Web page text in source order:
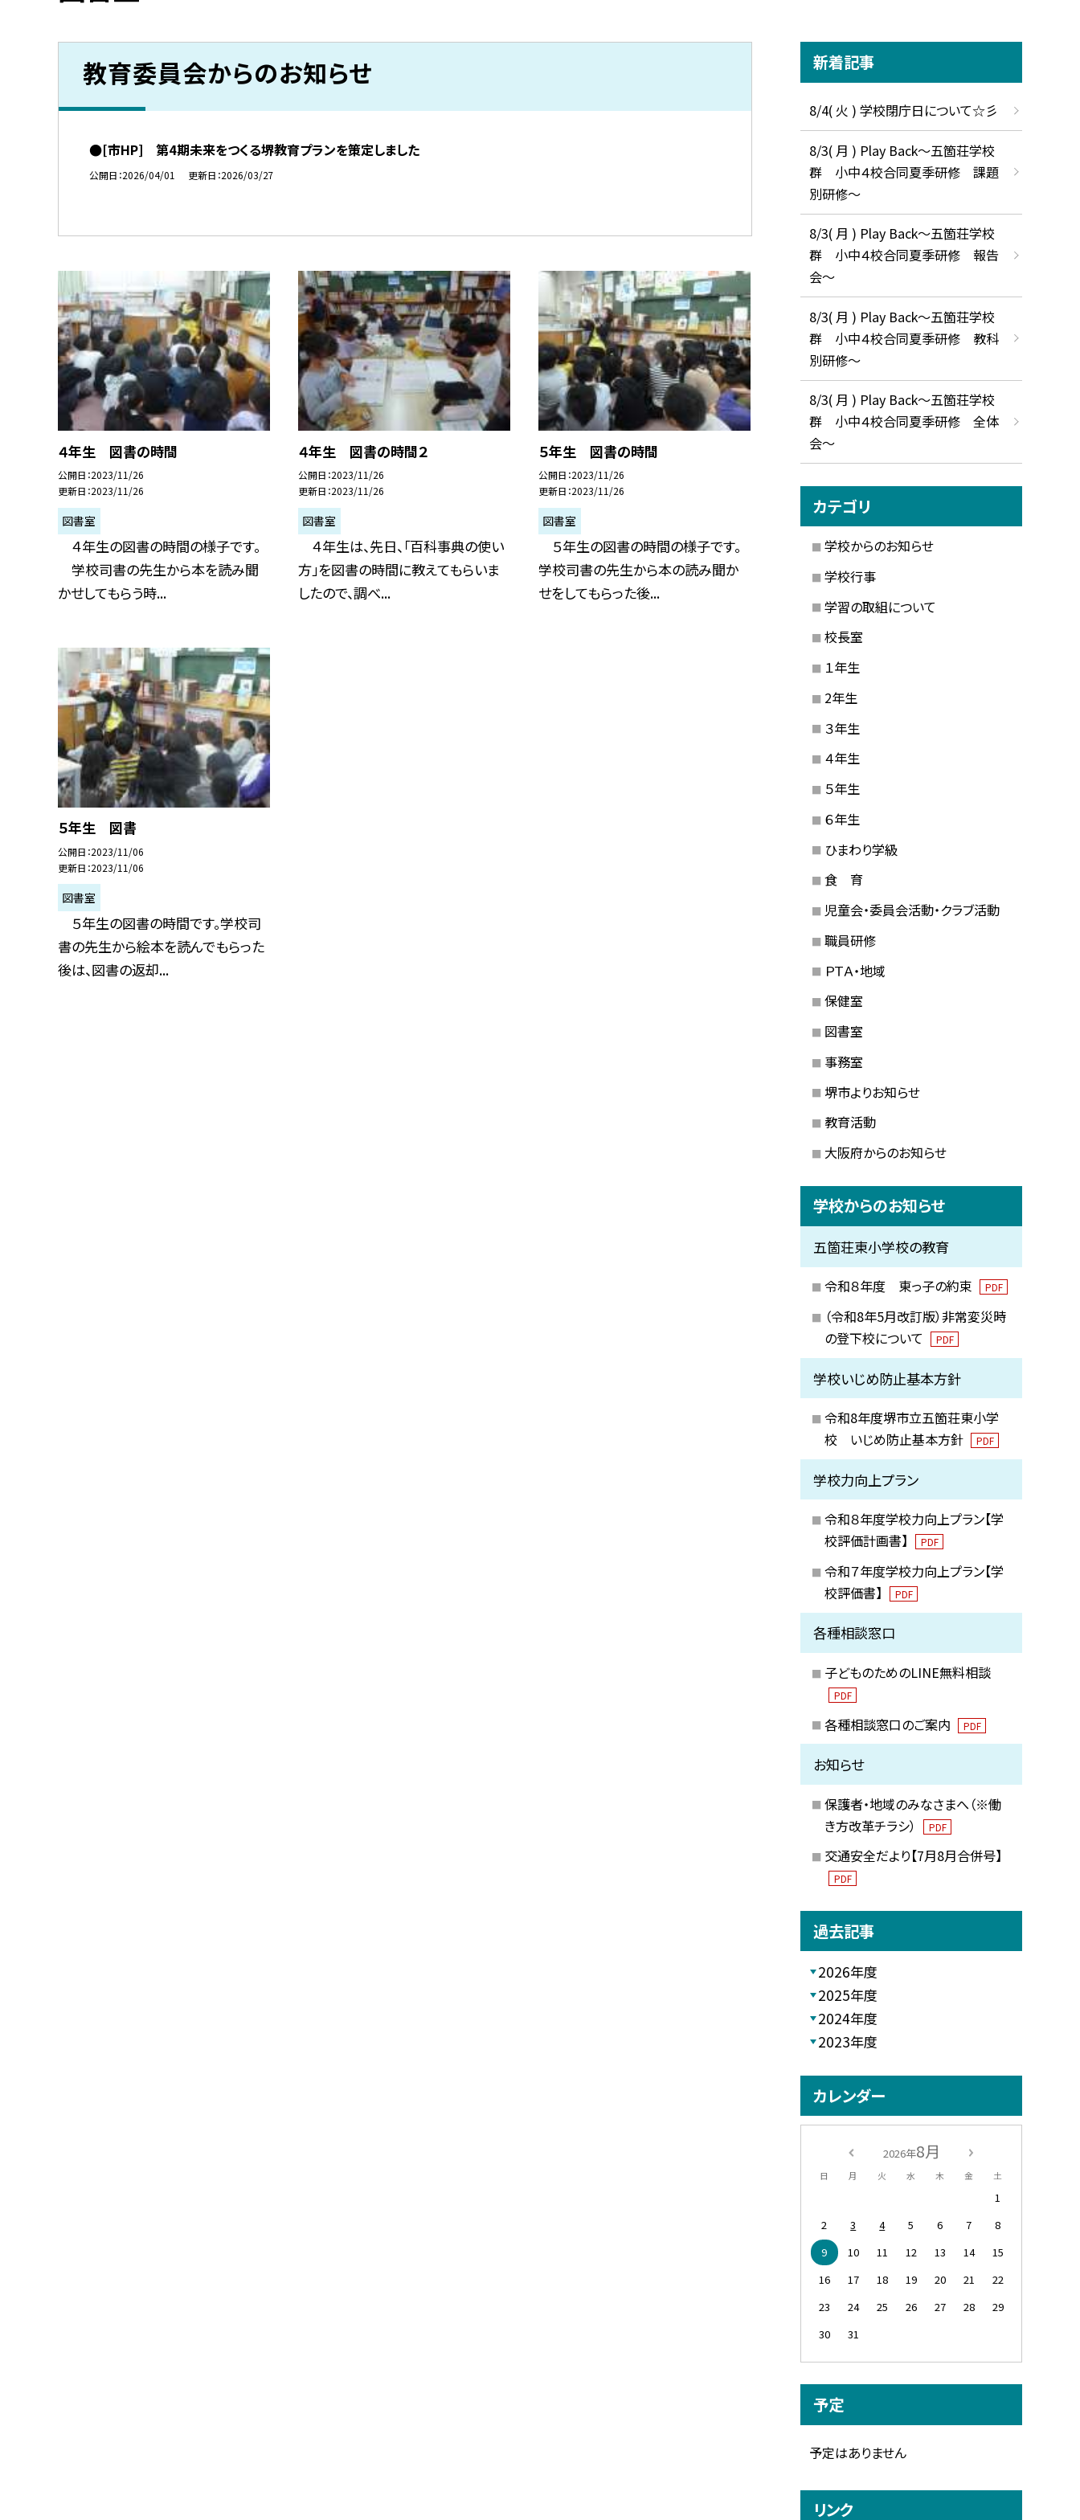
教育委員会からのお知らせ
●[市HP] 第4期未来をつくる堺教育プランを策定しました
公開日 2026/04/01 更新日 2026/03/27
４年生 図書の時間
公開日 2023/11/26
更新日 2023/11/26
図書室
４年生の図書の時間の様子です。
学校司書の先生から本を読み聞
かせしてもらう時...
４年生 図書の時間２
公開日 2023/11/26
更新日 2023/11/26
図書室
４年生は、先日、「百科事典の使い
方」を図書の時間に教えてもらいま
したので、調べ...
５年生 図書の時間
公開日 2023/11/26
更新日 2023/11/26
図書室
５年生の図書の時間の様子です。
学校司書の先生から本の読み聞か
せをしてもらった後...
５年生 図書
公開日 2023/11/06
更新日 2023/11/06
図書室
５年生の図書の時間です。学校司
書の先生から絵本を読んでもらった
後は、図書の返却...
新着記事
8/4( 火 ) 学校閉庁日について☆彡
8/3( 月 ) Play Back～五箇荘学校
群 小中４校合同夏季研修 課題
別研修～
8/3( 月 ) Play Back～五箇荘学校
群 小中４校合同夏季研修 報告
会～
8/3( 月 ) Play Back～五箇荘学校
群 小中４校合同夏季研修 教科
別研修～
8/3( 月 ) Play Back～五箇荘学校
群 小中４校合同夏季研修 全体
会～
カテゴリ
学校からのお知らせ
学校行事
学習の取組について
校長室
１年生
2年生
３年生
４年生
５年生
６年生
ひまわり学級
食 育
児童会・委員会活動・クラブ活動
職員研修
ＰＴＡ・地域
保健室
図書室
事務室
堺市よりお知らせ
教育活動
大阪府からのお知らせ
学校からのお知らせ
五箇荘東小学校の教育
令和８年度 東っ子の約束 PDF
（令和8年5月改訂版）非常変災時
の登下校について
PDF
学校いじめ防止基本方針
令和8年度堺市立五箇荘東小学
校 いじめ防止基本方針
PDF
学校力向上プラン
令和８年度学校力向上プラン【学
校評価計画書】
PDF
令和７年度学校力向上プラン【学
校評価書】
PDF
各種相談窓口
子どものためのLINE無料相談
PDF
各種相談窓口のご案内 PDF
お知らせ
保護者・地域のみなさまへ（※働
き方改革チラシ）
PDF
交通安全だより【7月8月合併号】
PDF
過去記事
2026年度
2025年度
2024年度
2023年度
カレンダー
2026年8月
日 月 火 水 木 金 土
1
2
3 4 5 6 7
8
9
10 11 12 13 14
15
16
17 18 19 20 21
22
23
24 25 26 27 28
29
30
31
予定
予定はありません
リンク